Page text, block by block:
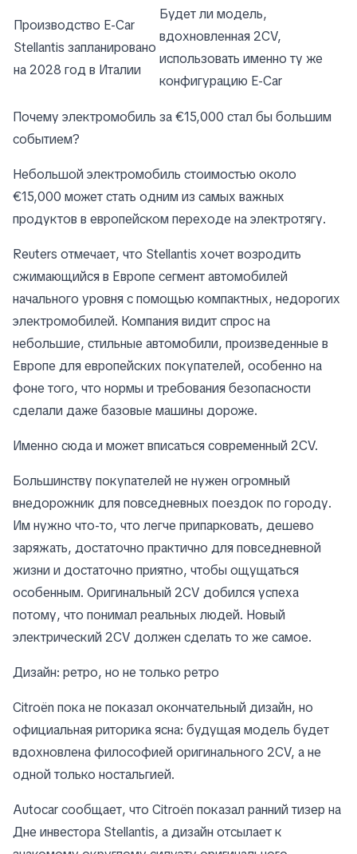
Производство E-Car
Stellantis запланировано
на 2028 год в Италии
Будет ли модель,
вдохновленная 2CV,
использовать именно ту же
конфигурацию E-Car
Почему электромобиль за €15,000 стал бы большим
событием?
Небольшой электромобиль стоимостью около
€15,000 может стать одним из самых важных
продуктов в европейском переходе на электротягу.
Reuters отмечает, что Stellantis хочет возродить
сжимающийся в Европе сегмент автомобилей
начального уровня с помощью компактных, недорогих
электромобилей. Компания видит спрос на
небольшие, стильные автомобили, произведенные в
Европе для европейских покупателей, особенно на
фоне того, что нормы и требования безопасности
сделали даже базовые машины дороже.
Именно сюда и может вписаться современный 2CV.
Большинству покупателей не нужен огромный
внедорожник для повседневных поездок по городу.
Им нужно что-то, что легче припарковать, дешево
заряжать, достаточно практично для повседневной
жизни и достаточно приятно, чтобы ощущаться
особенным. Оригинальный 2CV добился успеха
потому, что понимал реальных людей. Новый
электрический 2CV должен сделать то же самое.
Дизайн: ретро, но не только ретро
Citroën пока не показал окончательный дизайн, но
официальная риторика ясна: будущая модель будет
вдохновлена философией оригинального 2CV, а не
одной только ностальгией.
Autocar сообщает, что Citroën показал ранний тизер на
Дне инвестора Stellantis, а дизайн отсылает к